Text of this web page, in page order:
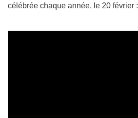
célébrée chaque année, le 20 février :